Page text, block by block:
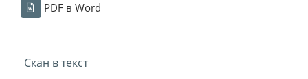
PDF в Word
Скан в текст